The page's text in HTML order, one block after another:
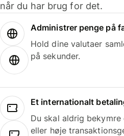
når du har brug for det.
Administrer penge på
Hold dine valutaer
på sekunder.
Et internationalt
Du skal aldrig
eller høje